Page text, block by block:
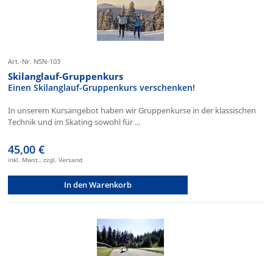
Art.-Nr. NSN-103
Skilanglauf-Gruppenkurs
Einen Skilanglauf-Gruppenkurs verschenken!
In unserem Kursangebot haben wir Gruppenkurse in der klassischen
Technik und im Skating sowohl für ...
45,00 €
inkl. Mwst., zzgl. Versand
In den Warenkorb